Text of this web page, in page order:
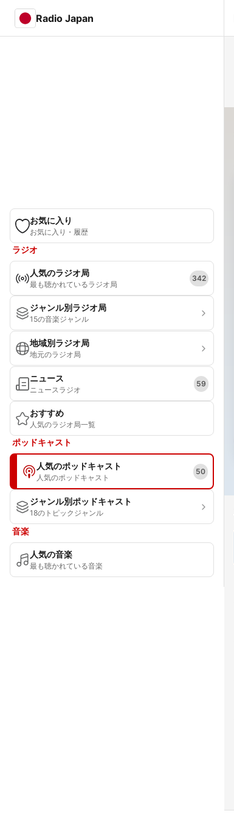
Radio Japan
お気に入り
お気に入り・履歴
ラジオ
人気のラジオ局
最も聴かれているラジオ局
342
ジャンル別ラジオ局
15の音楽ジャンル
地域別ラジオ局
地元のラジオ局
ニュース
ニュースラジオ
59
おすすめ
人気のラジオ局一覧
ポッドキャスト
人気のポッドキャスト
人気のポッドキャスト
50
ジャンル別ポッドキャスト
18のトピックジャンル
音楽
人気の音楽
最も聴かれている音楽